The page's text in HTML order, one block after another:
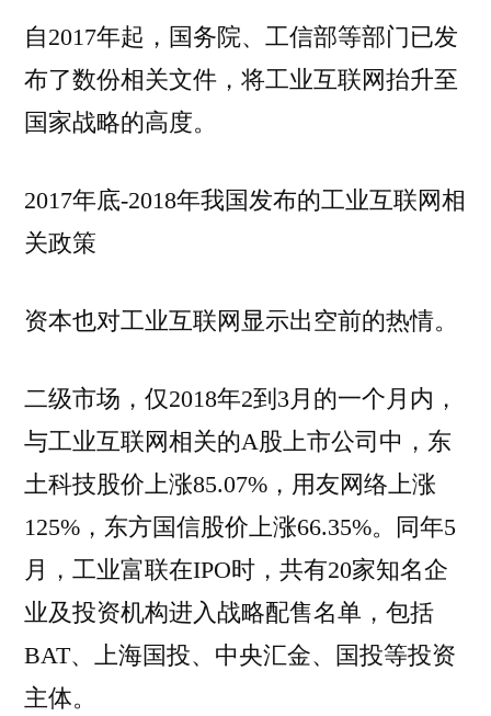
自2017年起，国务院、工信部等部门已发
布了数份相关文件，将工业互联网抬升至
国家战略的高度。
2017年底-2018年我国发布的工业互联网相
关政策
资本也对工业互联网显示出空前的热情。
二级市场，仅2018年2到3月的一个月内，
与工业互联网相关的A股上市公司中，东
土科技股价上涨85.07%，用友网络上涨
125%，东方国信股价上涨66.35%。同年5
月，工业富联在IPO时，共有20家知名企
业及投资机构进入战略配售名单，包括
BAT、上海国投、中央汇金、国投等投资
主体。